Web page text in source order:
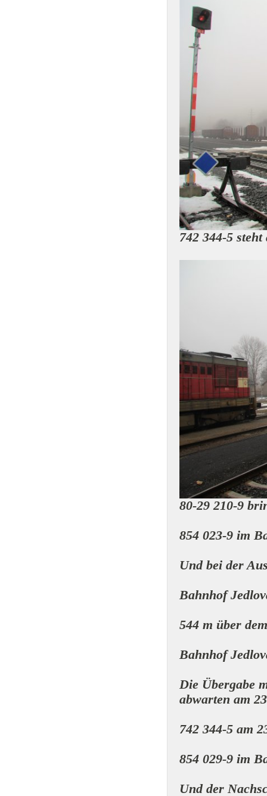
742 344-5
80-29 210-9
854 023-9 im
Und bei der
Bahnhof
544 m über
Bahnhof
Die Übergabe
abwarten am
742 344-5 am
854 029-9 im
Und der